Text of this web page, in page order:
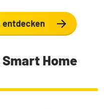
entdecken
Home